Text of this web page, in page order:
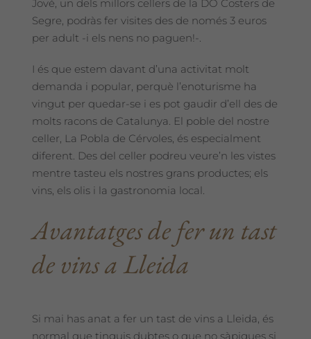
Jové, un dels millors cellers de la DO Costers de
Segre, podràs fer visites des de només 3 euros
per adult -i els nens no paguen!-.
I és que estem davant d’una activitat molt
demanda i popular, perquè l’enoturisme ha
vingut per quedar-se i es pot gaudir d’ell des de
molts racons de Catalunya. El poble del nostre
celler, La Pobla de Cérvoles, és especialment
diferent. Des del celler podreu veure’n les vistes
mentre tasteu els nostres grans productes; els
vins, els olis i la gastronomia local.
Avantatges de fer un tast
de vins a Lleida
Si mai has anat a fer un tast de vins a Lleida, és
normal que tinguis dubtes o que no sàpigues si